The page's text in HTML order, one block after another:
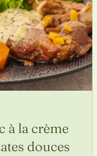
à la crème
douces